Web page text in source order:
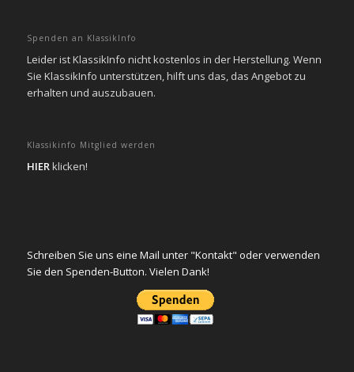
Spenden an KlassikInfo
Leider ist KlassikInfo nicht kostenlos in der Herstellung. Wenn
Sie KlassikInfo unterstützen, hilft uns das, das Angebot zu
erhalten und auszubauen.
Klassikinfo Mitglied werden
HIERklicken!
Schreiben Sie uns eine Mail unter "Kontakt" oder verwenden
Sie den Spenden-Button. Vielen Dank!